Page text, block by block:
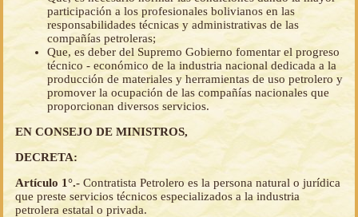
participación a los profesionales bolivianos en las
responsabilidades técnicas y administrativas de las
compañías petroleras;
Que, es deber del Supremo Gobierno fomentar el progreso
técnico - económico de la industria nacional dedicada a la
producción de materiales y herramientas de uso petrolero y
promover la ocupación de las compañías nacionales que
proporcionan diversos servicios.
EN CONSEJO DE MINISTROS,
DECRETA:
Artículo 1°.- Contratista Petrolero es la persona natural o jurídica
que preste servicios técnicos especializados a la industria
petrolera estatal o privada.